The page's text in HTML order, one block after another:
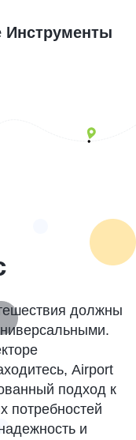
должны
Airport
подход к
потребностей
и